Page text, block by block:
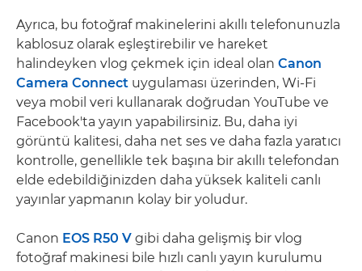
Ayrıca, bu fotoğraf makinelerini akıllı telefonunuzla
kablosuz olarak eşleştirebilir ve hareket
halindeyken vlog çekmek için ideal olan Canon
Camera Connect uygulaması üzerinden, Wi-Fi
veya mobil veri kullanarak doğrudan YouTube ve
Facebook'ta yayın yapabilirsiniz. Bu, daha iyi
görüntü kalitesi, daha net ses ve daha fazla yaratıcı
kontrolle, genellikle tek başına bir akıllı telefondan
elde edebildiğinizden daha yüksek kaliteli canlı
yayınlar yapmanın kolay bir yoludur.
Canon EOS R50 V gibi daha gelişmiş bir vlog
fotoğraf makinesi bile hızlı canlı yayın kurulumu